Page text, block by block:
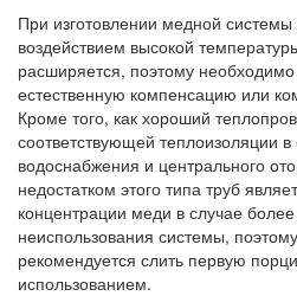
При изготовлении медной системы
воздействием высокой
расширяется, поэтому необходимо
естественную компенсацию или
Кроме того, как хороший
соответствующей теплоизоляции в
водоснабжения и центрального
недостатком этого типа труб
концентрации меди в случае
неиспользования системы,
рекомендуется слить первую
использованием.